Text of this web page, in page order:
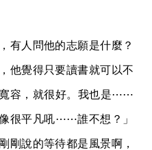
有人問他的志願是什麼？
他覺得只要讀書就可以不
容，就很好。我也是⋯⋯
很平凡吼⋯⋯誰不想？」
剛說的等待都是風景啊，